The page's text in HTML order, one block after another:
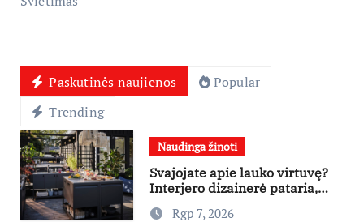
Paskutinės naujienos
Popular
Trending
Naudinga žinoti
Svajojate apie lauko virtuvę?
Interjero dizainerė pataria,
nuo ko pradėti
Rgp 7, 2026